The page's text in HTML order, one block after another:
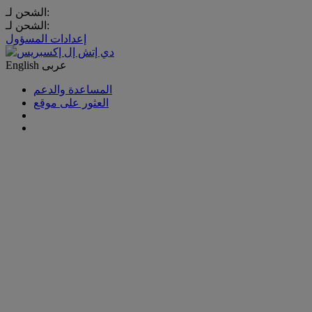
الشحن لـ:
الشحن لـ:
إعدادات المسؤول
English عربى
المساعدة والدعم
العثور على موقع